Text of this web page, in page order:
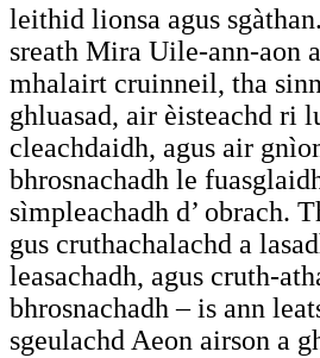
leithid lionsa agus
sreath Mira Uile-ann-aon
mhalairt cruinneil, tha
ghluasad, air èisteachd ri
cleachdaidh, agus air
bhrosnachadh le
sìmpleachadh d’ obrach.
gus cruthachalachd a
leasachadh, agus cruth-
bhrosnachadh – is ann
sgeulachd Aeon airson a